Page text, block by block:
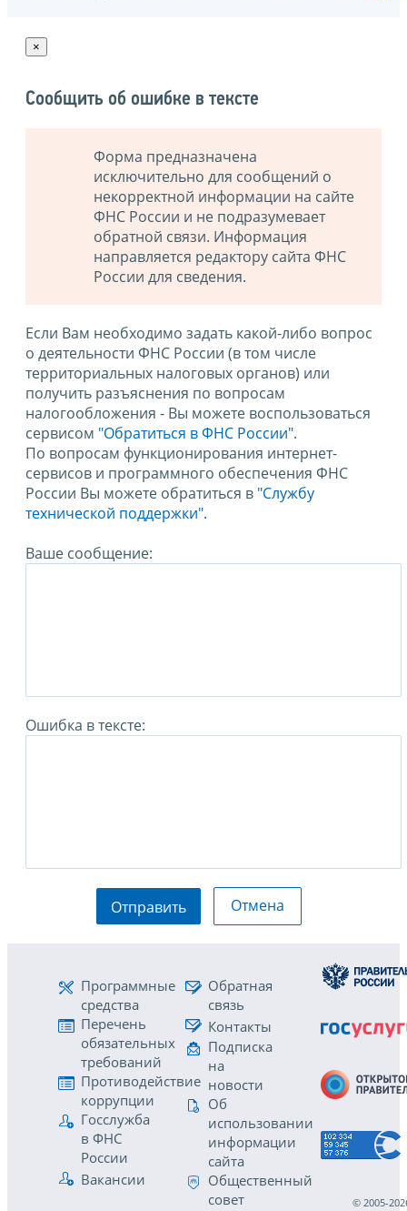
×
Сообщить об ошибке в тексте
Форма предназначена
исключительно для сообщений о
некорректной информации на сайте
ФНС России и не подразумевает
обратной связи. Информация
направляется редактору сайта ФНС
России для сведения.
Если Вам необходимо задать какой-либо вопрос
о деятельности ФНС России (в том числе
территориальных налоговых органов) или
получить разъяснения по вопросам
налогообложения - Вы можете воспользоваться
сервисом "Обратиться в ФНС России".
По вопросам функционирования интернет-
сервисов и программного обеспечения ФНС
России Вы можете обратиться в "Службу
технической поддержки".
Ваше сообщение:
Ошибка в тексте:
Отправить Отмена
Программные
средства
Перечень
обязательных
требований
Противодействие
коррупции
Госслужба
в ФНС
России
Вакансии
Обратная
связь
Контакты
Подписка
на
новости
Об
использовании
информации
сайта
Общественный
совет
© 2005-